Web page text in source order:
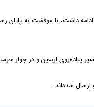
داشت، با موفقیت به پایان
پیاده‌روی اربعین و در جوار
شده‌اند.